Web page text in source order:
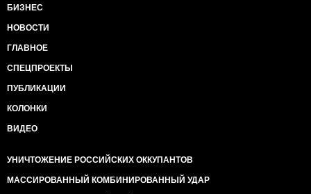
БИЗНЕС
НОВОСТИ
ГЛАВНОЕ
СПЕЦПРОЕКТЫ
ПУБЛИКАЦИИ
КОЛОНКИ
ВИДЕО
УНИЧТОЖЕНИЕ РОССИЙСКИХ ОККУПАНТОВ
МАССИРОВАННЫЙ КОМБИНИРОВАННЫЙ УДАР